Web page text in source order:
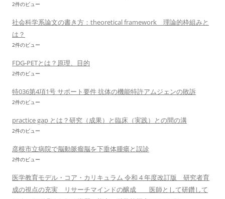
2件のビュー
社会科学系論文の書き方：theoretical framework 理論的枠組みと
は？
2件のビュー
FDG-PETとは？原理、目的
2件のビュー
特036第4項1号 サポート要件 抗体の機能特許アムジェンの敗訴
2件のビュー
practice gap とは？研究（成果）と臨床（実践）との間の溝
2件のビュー
彦根市立病院で脳動脈瘤脳を下垂体腫瘍と誤診
2件のビュー
医学教育モデル・コア・カリキュラム 令和 4 年度改訂版 研究者育
成の視点の充実 リサーチマインドの醸成 医師として研鑽して